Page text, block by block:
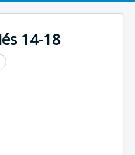
14-18